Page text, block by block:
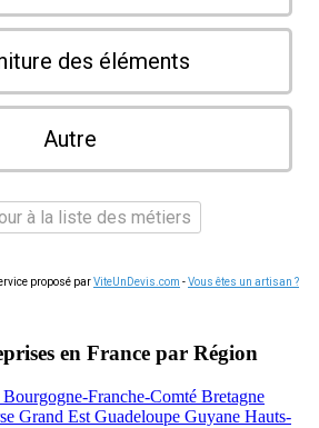
des éléments
Autre
à la liste des métiers
proposé parViteUnDevis.com -Vous êtes un artisan ?
en France par Région
Bourgogne-Franche-Comté Bretagne
Grand Est Guadeloupe Guyane Hauts-